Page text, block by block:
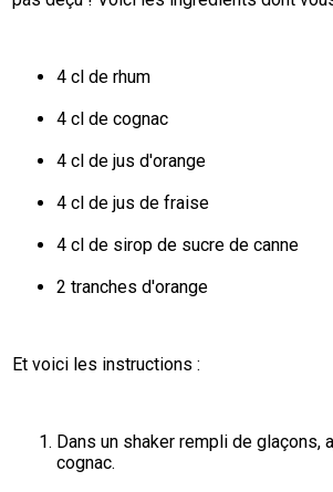
4 cl de rhum
4 cl de cognac
4 cl de jus d'orange
4 cl de jus de fraise
4 cl de sirop de sucre de canne
2 tranches d'orange
Et voici les instructions :
Dans un shaker rempli de glaçons,
cognac.